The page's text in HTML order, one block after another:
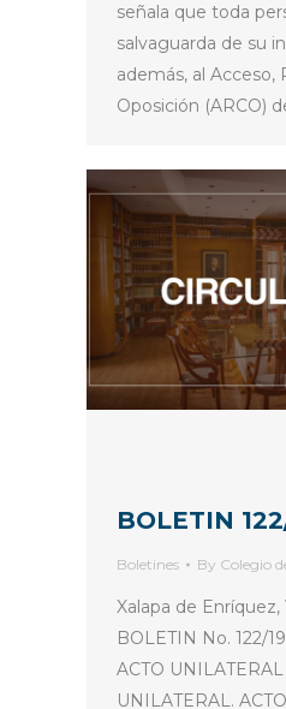
señala que toda
salvaguarda de su
además, al Acceso,
Oposición (ARCO)
BOLETIN
Boletines By Colegio
Xalapa de
BOLETIN No. 122/
ACTO
UNILATERAL.